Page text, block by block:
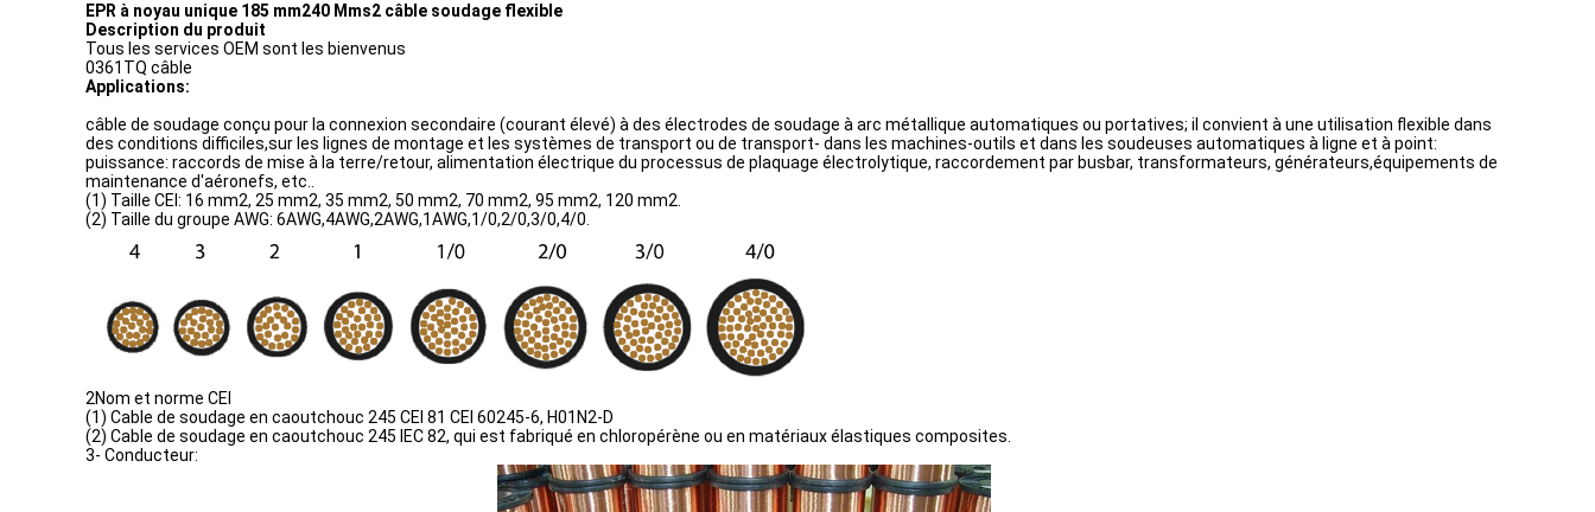
EPR à noyau unique 185 mm240 Mms2 câble soudage flexible
Description du produit
Tous les services OEM sont les bienvenus
0361TQ câble
Applications:
câble de soudage conçu pour la connexion secondaire (courant élevé) à des électrodes de soudage à arc métallique automatiques ou portatives; il convient à une utilisation flexible dans
des conditions difficiles,sur les lignes de montage et les systèmes de transport ou de transport- dans les machines-outils et dans les soudeuses automatiques à ligne et à point:
puissance: raccords de mise à la terre/retour, alimentation électrique du processus de plaquage électrolytique, raccordement par busbar, transformateurs, générateurs,équipements de
maintenance d'aéronefs, etc..
(1) Taille CEI: 16 mm2, 25 mm2, 35 mm2, 50 mm2, 70 mm2, 95 mm2, 120 mm2.
(2) Taille du groupe AWG: 6AWG,4AWG,2AWG,1AWG,1/0,2/0,3/0,4/0.
2Nom et norme CEI
(1) Cable de soudage en caoutchouc 245 CEI 81 CEI 60245-6, H01N2-D
(2) Cable de soudage en caoutchouc 245 IEC 82, qui est fabriqué en chloropérène ou en matériaux élastiques composites.
3- Conducteur: